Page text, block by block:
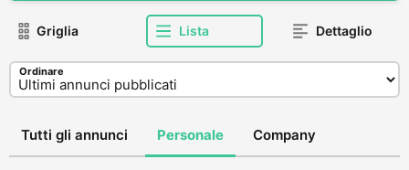
Griglia Lista Dettaglio
Ordinare
Tutti gli annunci Personale Company